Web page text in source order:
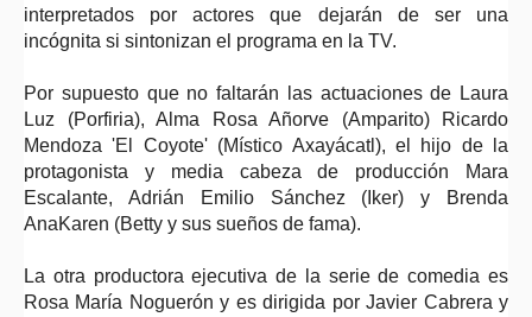
interpretados por actores que dejarán de ser una
incógnita si sintonizan el programa en la TV.
Por supuesto que no faltarán las actuaciones de Laura
Luz (Porfiria), Alma Rosa Añorve (Amparito) Ricardo
Mendoza 'El Coyote' (Místico Axayácatl), el hijo de la
protagonista y media cabeza de producción Mara
Escalante, Adrián Emilio Sánchez (Iker) y Brenda
AnaKaren (Betty y sus sueños de fama).
La otra productora ejecutiva de la serie de comedia es
Rosa María Noguerón y es dirigida por Javier Cabrera y